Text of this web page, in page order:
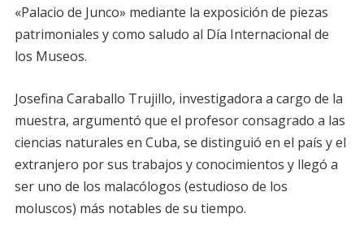
«Palacio de Junco» mediante la exposición de piezas
patrimoniales y como saludo al Día Internacional de
los Museos.
Josefina Caraballo Trujillo, investigadora a cargo de la
muestra, argumentó que el profesor consagrado a las
ciencias naturales en Cuba, se distinguió en el país y el
extranjero por sus trabajos y conocimientos y llegó a
ser uno de los malacólogos (estudioso de los
moluscos) más notables de su tiempo.